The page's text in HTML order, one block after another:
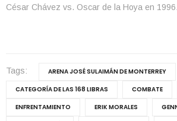
César Chávez vs. Oscar de la Hoya en 1996.
Tags:
ARENA JOSÉ SULAIMÁN DE MONTERREY
CATEGORÍA DE LAS 168 LIBRAS
COMBATE
ENFRENTAMIENTO
ERIK MORALES